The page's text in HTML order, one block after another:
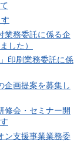
業務委託に係る企
した）
印刷業務委託に係
企画提案を募集し
修会・セミナー開
ン支援事業業務委